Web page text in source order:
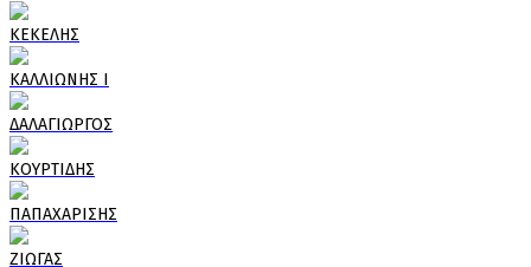
ΚΕΚΕΛΗΣ
ΚΑΛΛΙΩΝΗΣ Ι
ΔΑΛΑΓΙΩΡΓΟΣ
ΚΟΥΡΤΙΔΗΣ
ΠΑΠΑΧΑΡΙΣΗΣ
ΖΙΩΓΑΣ